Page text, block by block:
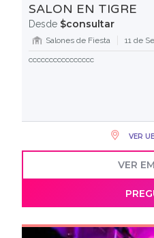
SALON EN TIGRE
Desde $consultar
Salones de Fiesta
11 de
cccccccccccccccc
VER
VER